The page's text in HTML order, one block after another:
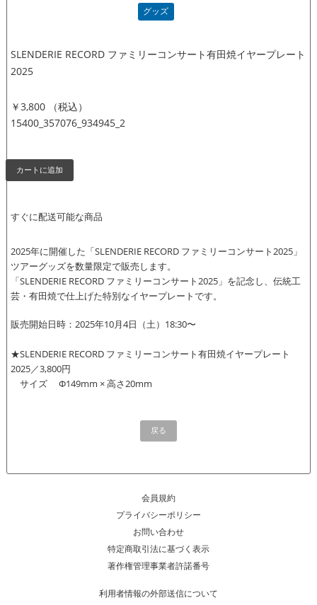
グッズ
SLENDERIE RECORD ファミリーコンサート有田焼イヤープレート
2025
￥3,800 （税込）
15400_357076_934945_2
すぐに配送可能な商品
2025年に開催した「SLENDERIE RECORD ファミリーコンサート2025」
ツアーグッズを数量限定で販売します。
「SLENDERIE RECORD ファミリーコンサート2025」を記念し、伝統工
芸・有田焼で仕上げた特別なイヤープレートです。
販売開始日時：2025年10月4日（土）18:30〜
★SLENDERIE RECORD ファミリーコンサート有田焼イヤープレート
2025／3,800円
サイズ Φ149mm × 高さ20mm
戻る
会員規約
プライバシーポリシー
お問い合わせ
特定商取引法に基づく表示
著作権管理事業者許諾番号
利用者情報の外部送信について